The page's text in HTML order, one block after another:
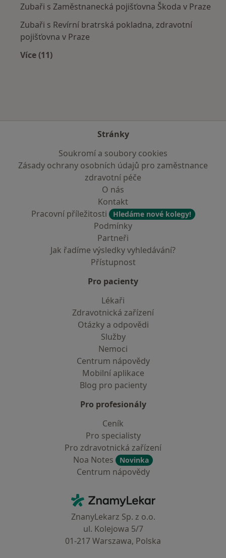
Zubaři s Zaměstnanecká pojišťovna Škoda v Praze
Zubaři s Revírní bratrská pokladna, zdravotní
pojišťovna v Praze
Více (11)
Stránky
Soukromí a soubory cookies
Zásady ochrany osobních údajů pro zaměstnance
zdravotní péče
O nás
Kontakt
Pracovní příležitosti
Hledáme nové kolegy!
Podmínky
Partneři
Jak řadíme výsledky vyhledávání?
Přístupnost
Pro pacienty
Lékaři
Zdravotnická zařízení
Otázky a odpovědi
Služby
Nemoci
Centrum nápovědy
Mobilní aplikace
Blog pro pacienty
Pro profesionály
Ceník
Pro specialisty
Pro zdravotnická zařízení
Noa Notes
Novinka
Centrum nápovědy
ZnamyLekar - Hlavní stránka
ZnanyLekarz Sp. z o.o.
ul. Kolejowa 5/7
01-217 Warszawa, Polska